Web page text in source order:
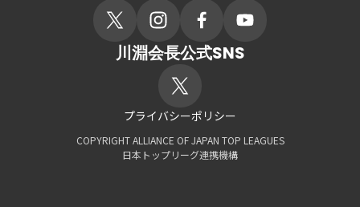
川淵会長公式SNS
プライバシーポリシー
COPYRIGHT ALLIANCE OF JAPAN TOP LEAGUES
日本トップリーグ連携機構